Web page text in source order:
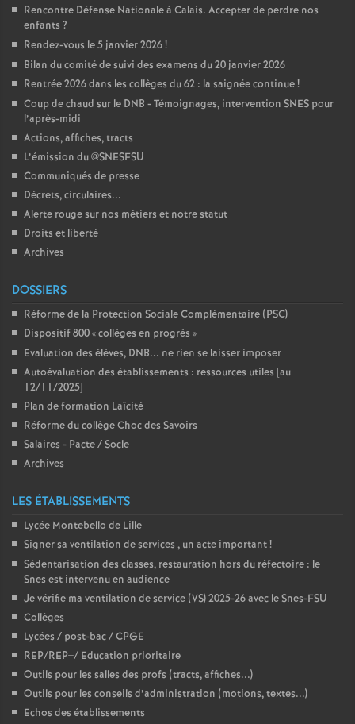
Rencontre Défense Nationale à Calais. Accepter de perdre nos
enfants ?
Rendez-vous le 5 janvier 2026!
Bilan du comité de suivi des examens du 20 janvier 2026
Rentrée 2026 dans les collèges du 62 : la saignée continue!
Coup de chaud sur le DNB - Témoignages, intervention SNES pour
l’après-midi
Actions, affiches, tracts
L’émission du @SNESFSU
Communiqués de presse
Décrets, circulaires...
Alerte rouge sur nos métiers et notre statut
Droits et liberté
Archives
DOSSIERS
Réforme de la Protection Sociale Complémentaire (PSC)
Dispositif 800 «collèges en progrès »
Evaluation des élèves, DNB... ne rien se laisser imposer
Autoévaluation des établissements : ressources utiles [au
12/11/2025]
Plan de formation Laïcité
Réforme du collège Choc des Savoirs
Salaires - Pacte / Socle
Archives
LES ÉTABLISSEMENTS
Lycée Montebello de Lille
Signer sa ventilation de services , un acte important!
Sédentarisation des classes, restauration hors du réfectoire : le
Snes est intervenu en audience
Je vérifie ma ventilation de service (VS) 2025-26 avec le Snes-FSU
Collèges
Lycées / post-bac / CPGE
REP/REP+/ Education prioritaire
Outils pour les salles des profs (tracts, affiches...)
Outils pour les conseils d’administration (motions, textes...)
Echos des établissements